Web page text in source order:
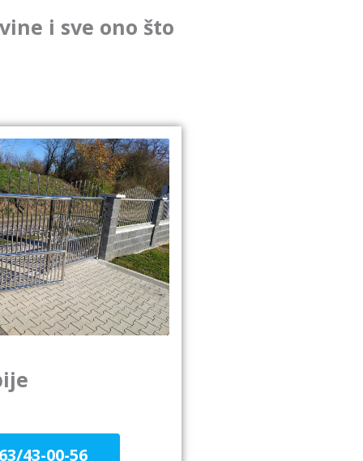
i sve ono što
43-00-56